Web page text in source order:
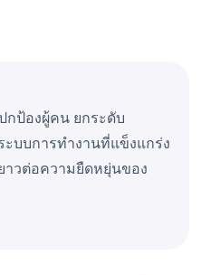
กป้องผู้คน ยกระดับ
ะบบการทำงานที่แข็งแกร่ง
าวต่อความยืดหยุ่นของ